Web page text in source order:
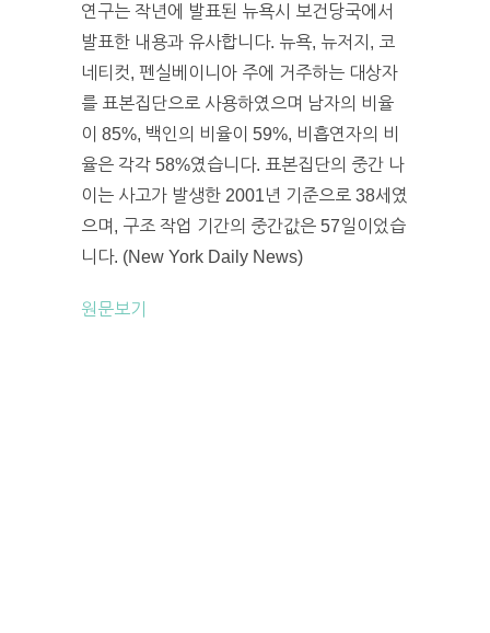
연구는 작년에 발표된 뉴욕시 보건당국에서
발표한 내용과 유사합니다. 뉴욕, 뉴저지, 코
네티컷, 펜실베이니아 주에 거주하는 대상자
를 표본집단으로 사용하였으며 남자의 비율
이 85%, 백인의 비율이 59%, 비흡연자의 비
율은 각각 58%였습니다. 표본집단의 중간 나
이는 사고가 발생한 2001년 기준으로 38세였
으며, 구조 작업 기간의 중간값은 57일이었습
니다. (New York Daily News)
원문보기